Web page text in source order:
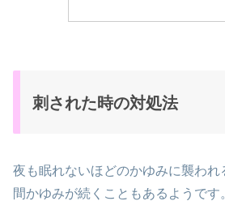
刺された時の対処法
夜も眠れないほどのかゆみに襲われ
間かゆみが続くこともあるようです